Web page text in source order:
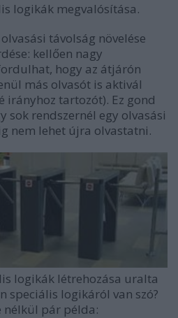
logikák megvalósítása.
távolság növelése
kellően nagy
hogy az átjárón
más olvasót is aktivál
irányhoz tartozót). Ez gond
sok rendszernél egy olvasási
nem lehet újra olvastatni.
logikák létrehozása uralta
speciális logikáról van szó?
nélkül pár példa: